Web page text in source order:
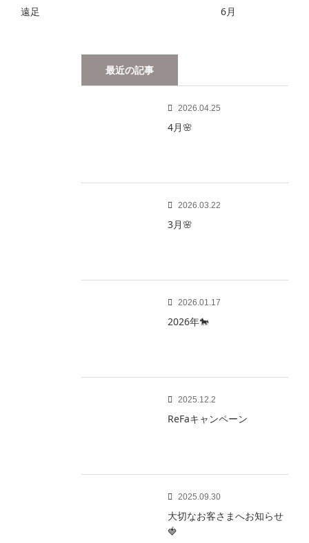
遠足 6月
最近の記事
2026.04.25
4月🌸
2026.03.22
3月🌸
2026.01.17
2026年🐎
2025.12.2
ReFaキャンペーン
2025.09.30
大切なお客さまへお知らせ
🍓